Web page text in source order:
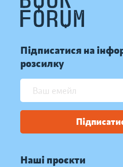
Підписатися на
розсилку
Наші проєкти